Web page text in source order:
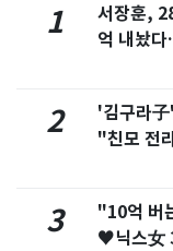
1
서장훈,
억 내놨
2
'김구라
"친모 전
3
"10억 버
♥닉스女